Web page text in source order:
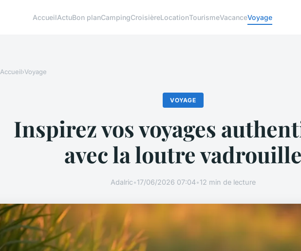
AccueilActuBon planCampingCroisièreLocationTourismeVacanceVoyage
Accueil›Voyage
VOYAGE
Inspirez vos voyages
avec la loutre vadrouille
Adalric•17/06/2026 07:04•12 min de lecture